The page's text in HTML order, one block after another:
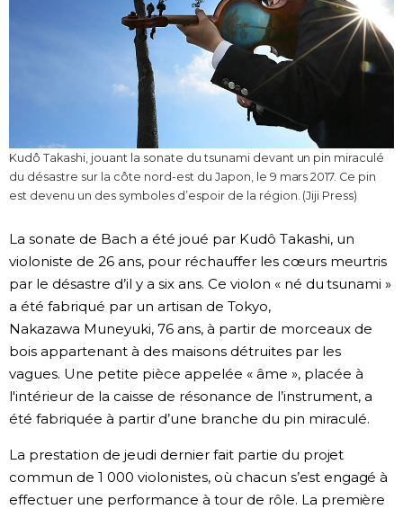
Chroniques
Images
Vidéos
Tokyo
Kudô Takashi, jouant la sonate du tsunami devant un pin miraculé
du désastre sur la côte nord-est du Japon, le 9 mars 2017. Ce pin
est devenu un des symboles d’espoir de la région. (Jiji Press)
La sonate de Bach a été joué par Kudô Takashi, un
violoniste de 26 ans, pour réchauffer les cœurs meurtris
par le désastre d’il y a six ans. Ce violon « né du tsunami »
a été fabriqué par un artisan de Tokyo,
Nakazawa Muneyuki, 76 ans, à partir de morceaux de
bois appartenant à des maisons détruites par les
vagues. Une petite pièce appelée « âme », placée à
l'intérieur de la caisse de résonance de l’instrument, a
été fabriquée à partir d’une branche du pin miraculé.
La prestation de jeudi dernier fait partie du projet
commun de 1 000 violonistes, où chacun s’est engagé à
effectuer une performance à tour de rôle. La première